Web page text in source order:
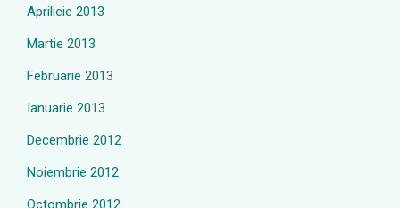
Aprilieie 2013
Martie 2013
Februarie 2013
Ianuarie 2013
Decembrie 2012
Noiembrie 2012
Octombrie 2012